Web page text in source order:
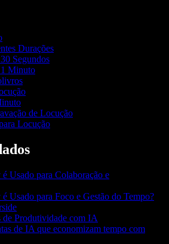
Durações
Segundos
Minuto
de Locução
Locução
Usado para Colaboração e
Usado para Foco e Gestão do Tempo?
de Produtividade com IA
de IA que economizam tempo com